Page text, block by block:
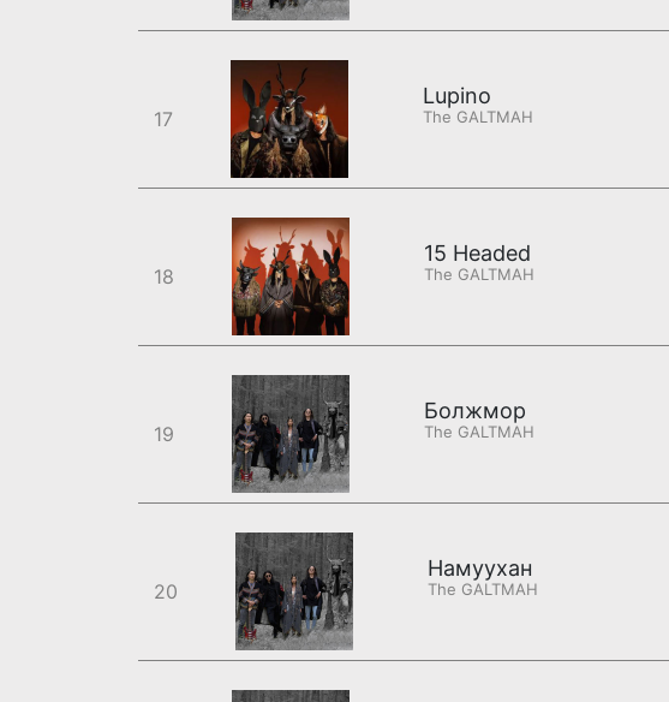
17
Lupino
The GALTMAH
18
15 Headed
The GALTMAH
19
Болжмор
The GALTMAH
20
Намуухан
The GALTMAH